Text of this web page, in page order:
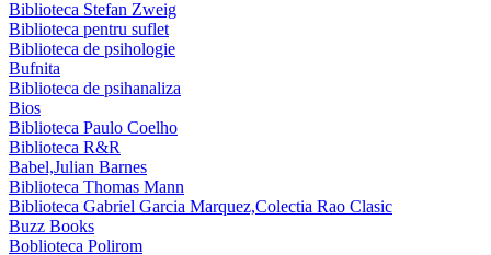
Biblioteca Stefan Zweig
Biblioteca pentru suflet
Biblioteca de psihologie
Bufnita
Biblioteca de psihanaliza
Bios
Biblioteca Paulo Coelho
Biblioteca R&R
Babel,Julian Barnes
Biblioteca Thomas Mann
Biblioteca Gabriel Garcia Marquez,Colectia Rao Clasic
Buzz Books
Boblioteca Polirom